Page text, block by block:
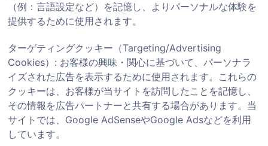
（例：言語設定など）を記憶し、よりパーソナルな体験を
提供するために使用されます。
ターゲティングクッキー（Targeting/Advertising
Cookies）: お客様の興味・関心に基づいて、パーソナラ
イズされた広告を表示するために使用されます。これらの
クッキーは、お客様が当サイトを訪問したことを記憶し、
その情報を広告パートナーと共有する場合があります。当
サイトでは、Google AdSenseやGoogle Adsなどを利用
しています。